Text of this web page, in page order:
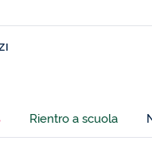
Rientro a scuola